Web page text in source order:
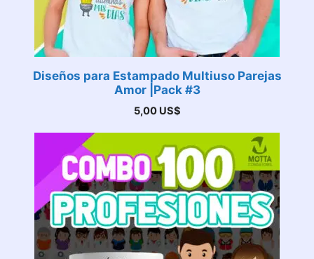
Diseños para Estampado Multiuso Parejas
Amor |Pack #3
5,00 US$